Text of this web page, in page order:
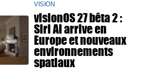
VISION
visionOS 27 bêta 2 :
Siri AI arrive en
Europe et nouveaux
environnements
spatiaux